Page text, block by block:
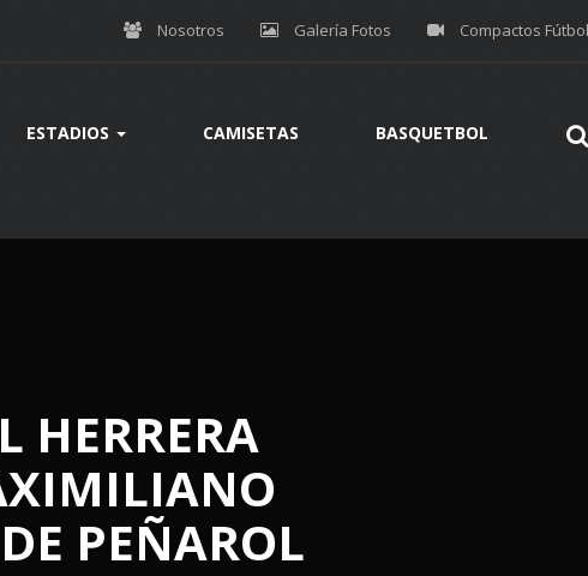
Nosotros Galería Fotos Compactos Fútbol
ESTADIOS CAMISETAS BASQUETBOL
HERRERA
PEÑAROL